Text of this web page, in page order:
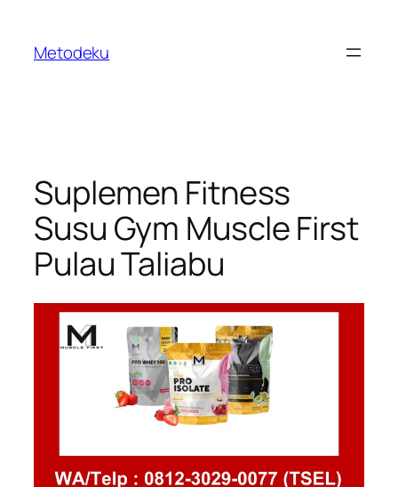
content
Metodeku
Suplemen Fitness
Susu Gym Muscle First
Pulau Taliabu